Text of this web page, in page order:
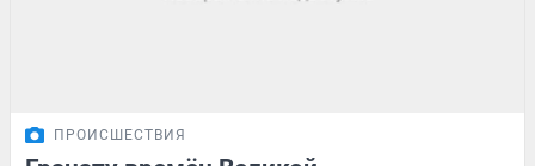
ПРОИСШЕСТВИЯ